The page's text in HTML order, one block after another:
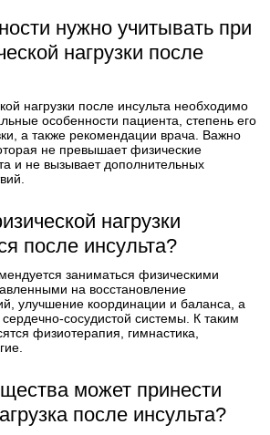
нужно учитывать при
нагрузки после
нагрузки после инсульта необходимо
особенности пациента, степень его
а также рекомендации врача. Важно
не превышает физические
и не вызывает дополнительных
нагрузки
после инсульта?
заниматься физическими
на восстановление
улучшение координации и баланса, а
сосудистой системы. К таким
физиотерапия, гимнастика,
может принести
после инсульта?